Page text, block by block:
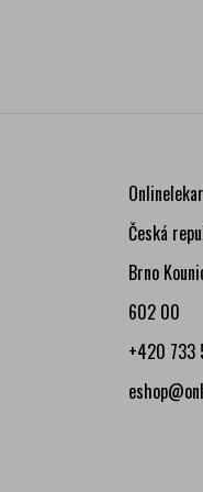
Česká
Brno
602 00
+420 733